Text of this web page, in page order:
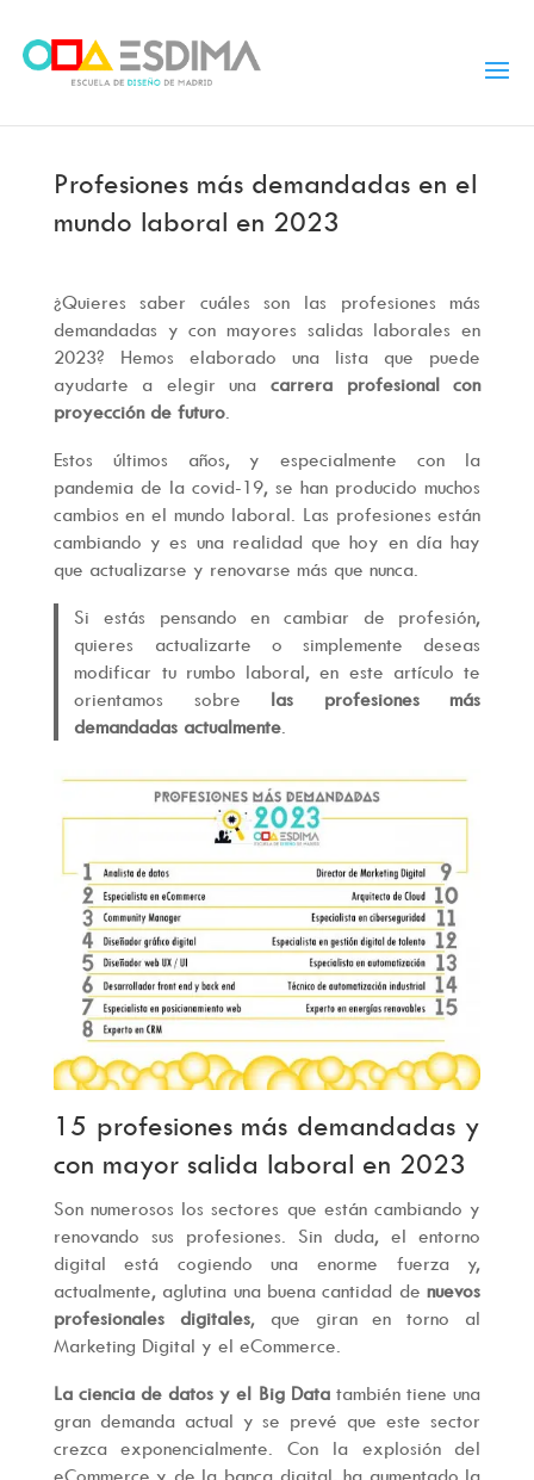
Profesiones más demandadas en el
mundo laboral en 2023
¿Quieres saber cuáles son las profesiones más
demandadas y con mayores salidas laborales en
2023? Hemos elaborado una lista que puede
ayudarte a elegir unacarrera profesional con
proyección de futuro.
Estos últimos años, y especialmente con la
pandemia de la covid-19, se han producido muchos
cambios en el mundo laboral. Las profesiones están
cambiando y es una realidad que hoy en día hay
que actualizarse y renovarse más que nunca.
Si estás pensando en cambiar de profesión,
quieres actualizarte o simplemente deseas
modificar tu rumbo laboral, en este artículo te
orientamos sobre las profesiones más
demandadas actualmente
15 profesiones más demandadas y
con mayor salida laboral en 2023
Son numerosos los sectores que están cambiando y
renovando sus profesiones. Sin duda, el entorno
digital está cogiendo una enorme fuerza y,
actualmente, aglutina una buena cantidad denuevos
profesionales digitales, que giran en torno al
Marketing Digital y el eCommerce.
La ciencia de datos y el Big Data también tiene una
gran demanda actual y se prevé que este sector
crezca exponencialmente. Con la explosión del
eCommerce y de la banca digital, ha aumentado la